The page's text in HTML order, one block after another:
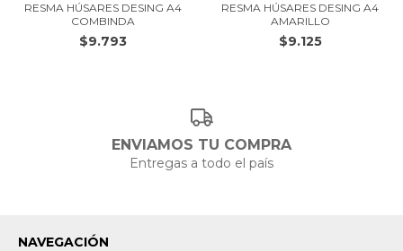
RESMA HÚSARES DESING A4
COMBINDA
$9.793
RESMA HÚSARES DESING A4
AMARILLO
$9.125
ENVIAMOS TU COMPRA
Entregas a todo el país
NAVEGACIÓN